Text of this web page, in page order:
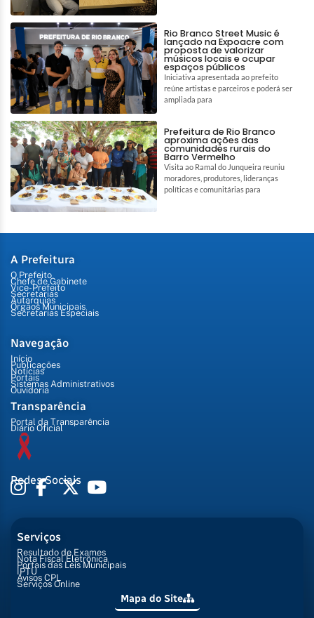
Rio Branco Street Music é
lançado na Expoacre com
proposta de valorizar
músicos locais e ocupar
espaços públicos
Iniciativa apresentada ao prefeito
reúne artistas e parceiros e poderá ser
ampliada para
Prefeitura de Rio Branco
aproxima ações das
comunidades rurais do
Barro Vermelho
Visita ao Ramal do Junqueira reuniu
moradores, produtores, lideranças
políticas e comunitárias para
A Prefeitura
O Prefeito
Chefe de Gabinete
Vice-Prefeito
Secretarias
Autarquias
Órgãos Municipais
Secretarias Especiais
Navegação
Início
Publicações
Notícias
Portais
Sistemas Administrativos
Ouvidoria
Transparência
Portal da Transparência
Diário Oficial
Redes Sociais
Serviços
Resultado de Exames
Nota Fiscal Eletrônica
Portais das Leis Municipais
IPTU
Avisos CPL
Serviços Online
Mapa do Site